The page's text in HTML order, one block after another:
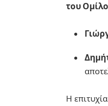
του
Η